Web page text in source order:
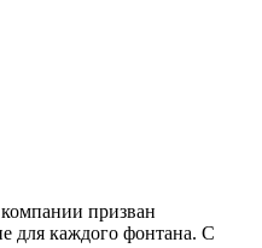
призван
для каждого фонтана. С